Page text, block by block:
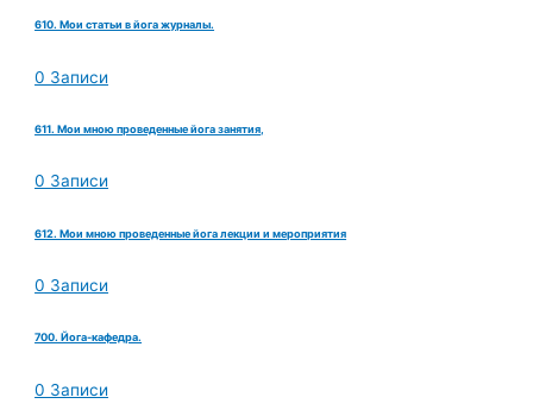
610. Мои статьи в йога журналы.
0 Записи
611. Мои мною проведенные йога занятия,
0 Записи
612. Мои мною проведенные йога лекции и мероприятия
0 Записи
700. Йога-кафедра.
0 Записи